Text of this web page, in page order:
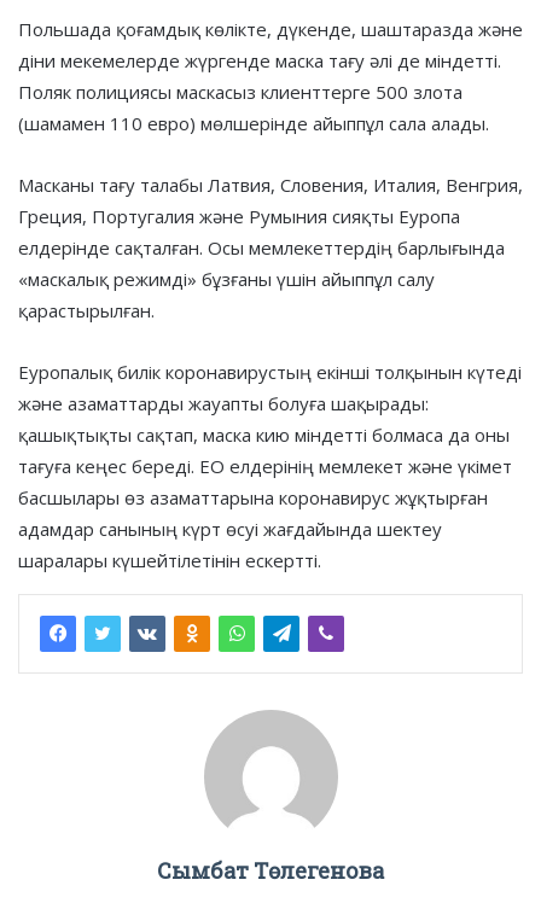
Польшада қоғамдық көлікте, дүкенде, шаштаразда және
діни мекемелерде жүргенде маска тағу әлі де міндетті.
Поляк полициясы маскасыз клиенттерге 500 злота
(шамамен 110 евро) мөлшерінде айыппұл сала алады.
Масканы тағу талабы Латвия, Словения, Италия, Венгрия,
Греция, Португалия және Румыния сияқты Еуропа
елдерінде сақталған. Осы мемлекеттердің барлығында
«маскалық режимді» бұзғаны үшін айыппұл салу
қарастырылған.
Еуропалық билік коронавирустың екінші толқынын күтеді
және азаматтарды жауапты болуға шақырады:
қашықтықты сақтап, маска кию міндетті болмаса да оны
тағуға кеңес береді. ЕО елдерінің мемлекет және үкімет
басшылары өз азаматтарына коронавирус жұқтырған
адамдар санының күрт өсуі жағдайында шектеу
шаралары күшейтілетінін ескертті.
Сымбат Төлегенова